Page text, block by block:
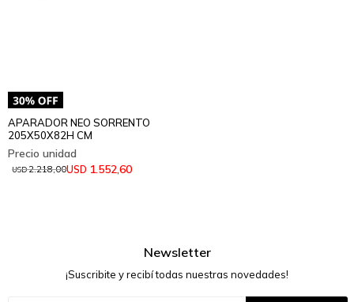
APARADOR NEO SORRENTO
205X50X82H CM
USD 1.552,60
USD2.218,00
Newsletter
¡Suscribite y recibí todas nuestras novedades!